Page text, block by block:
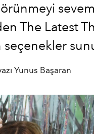
The Latest
seçenekler
Yunus Başaran